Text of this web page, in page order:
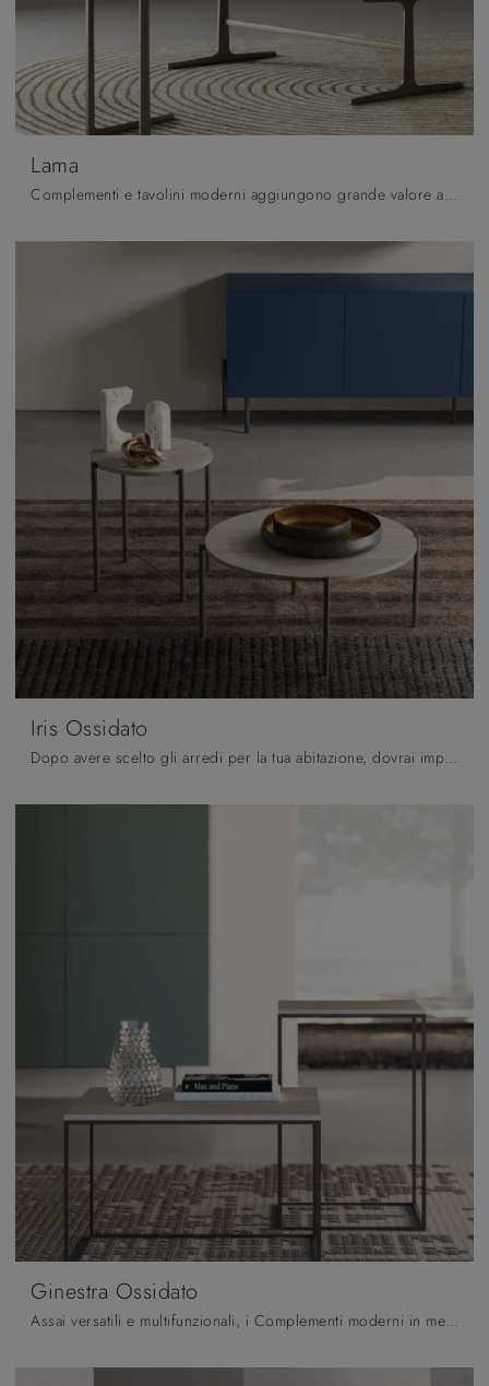
Lama
Complementi e tavolini moderni aggiungono grande valore all’arredo delle nostre case e sono plurifunzionali oltre che belli da vedere.
Iris Ossidato
Dopo avere scelto gli arredi per la tua abitazione, dovrai impreziosire i locali interni con i plurifunzionali Complementi di grande valore ...
Ginestra Ossidato
Assai versatili e multifunzionali, i Complementi moderni in melaminico assolvono a funzioni diversificate: ultimano le qualità pratiche e il valore ...